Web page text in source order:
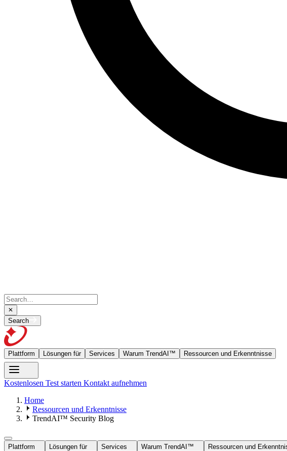
Search
Plattform Lösungen für Services Warum TrendAI™ Ressourcen und Erkenntnisse
Kostenlosen Test starten Kontakt aufnehmen
Home
Ressourcen und Erkenntnisse
TrendAI™ Security Blog
Plattform Lösungen für Services Warum TrendAI™ Ressourcen und